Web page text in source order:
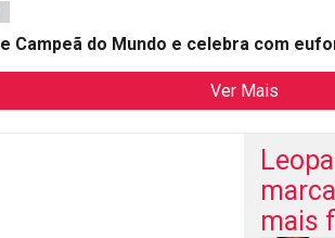
Campeã do Mundo e celebra com
Ver Mais
mais